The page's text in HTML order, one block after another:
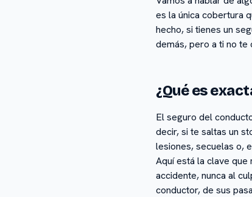
es la única cobertura
hecho, si tienes un
demás, pero a ti no te
¿Qué es
El seguro del
decir, si te saltas un
lesiones, secuelas o,
Aquí está la clave
accidente, nunca al
conductor, de sus